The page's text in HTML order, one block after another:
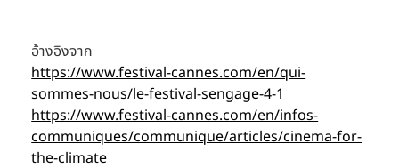
อ้างอิงจาก
https://www.festival-cannes.com/en/qui-
sommes-nous/le-festival-sengage-4-1
https://www.festival-cannes.com/en/infos-
communiques/communique/articles/cinema-for-
the-climate